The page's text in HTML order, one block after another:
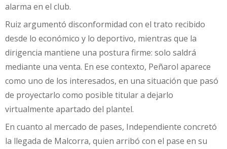
alarma en el club.
Ruiz argumentó disconformidad con el trato recibido
desde lo económico y lo deportivo, mientras que la
dirigencia mantiene una postura firme: solo saldrá
mediante una venta. En ese contexto, Peñarol aparece
como uno de los interesados, en una situación que pasó
de proyectarlo como posible titular a dejarlo
virtualmente apartado del plantel.
En cuanto al mercado de pases, Independiente concretó
la llegada de Malcorra, quien arribó con el pase en su